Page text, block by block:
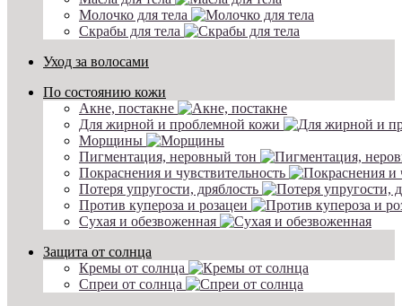
Молочко для тела
Скрабы для тела
Уход за волосами
По состоянию кожи
Акне, постакне
Для жирной и проблемной кожи
Морщины
Пигментация, неровный тон
Покраснения и чувствительность
Потеря упругости, дряблость
Против купероза и розацеи
Сухая и обезвоженная
Защита от солнца
Кремы от солнца
Спреи от солнца